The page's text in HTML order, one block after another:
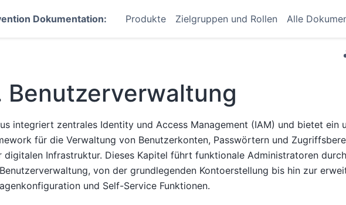
Dokumentation: Produkte Zielgruppen und Rollen Alle
Benutzerverwaltung
integriert zentrales Identity und Access Management (IAM) und bietet ein
für die Verwaltung von Benutzerkonten, Passwörtern und
digitalen Infrastruktur. Dieses Kapitel führt funktionale Administratoren
von der grundlegenden Kontoerstellung bis hin zur
und Self-Service Funktionen.